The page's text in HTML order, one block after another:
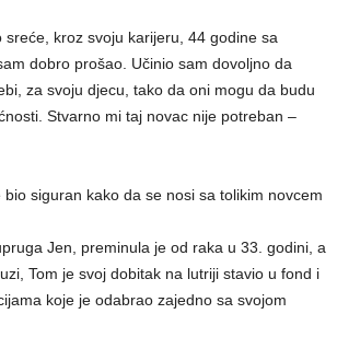
sreće, kroz svoju karijeru, 44 godine sa
dobro prošao. Učinio sam dovoljno da
za svoju djecu, tako da oni mogu da budu
Stvarno mi taj novac nije potreban –
bio siguran kako da se nosi sa tolikim novcem
Jen, preminula je od raka u 33. godini, a
Tom je svoj dobitak na lutriji stavio u fond i
koje je odabrao zajedno sa svojom